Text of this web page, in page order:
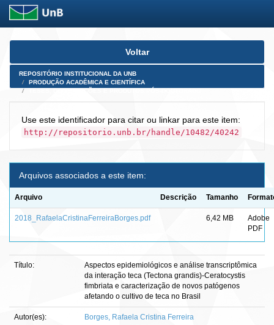
Skip
Voltar
REPOSITÓRIO INSTITUCIONAL DA UNB
PRODUÇÃO ACADÊMICA E CIENTÍFICA
Use este identificador para citar ou linkar para este item:
http://repositorio.unb.br/handle/10482/40242
Arquivos associados a este item:
Arquivo Descrição Tamanho
2018_RafaelaCristinaFerreiraBorges.pdf 6,42 MB
Adobe
PDF
Título:
Aspectos epidemiológicos e análise transcriptômica
da interação teca (Tectona grandis)-Ceratocystis
fimbriata e caracterização de novos patógenos
afetando o cultivo de teca no Brasil
Autor(es): Borges, Rafaela Cristina Ferreira